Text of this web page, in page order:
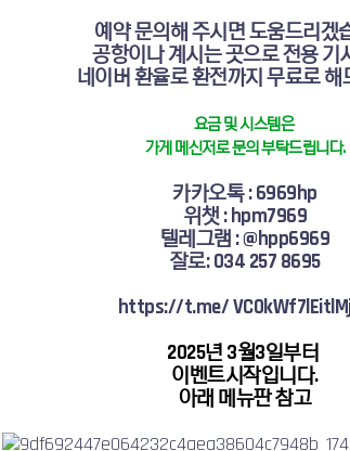
예약 문의해 주시면 도움드리겠
공항이나 계시는 곳으로 전용 기
네이버 환율로 환전까지 무료로 해
요금 및 시스템은
가게 메신저로 문의 부탁드립니다.
카카오톡 : 6969hp
위챗 : hpm7969
텔레그램 : @hpp6969
잘로: 034 257 8695
https://t.me/
2025년 3월3일부터
이벤트시작입니다.
아래 메뉴판 참고